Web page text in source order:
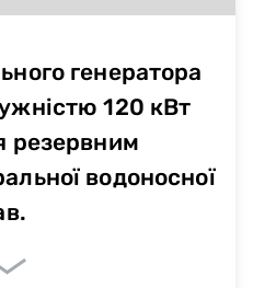
генератора
120 кВт
резервним
водоносної